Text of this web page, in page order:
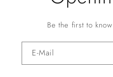
Be the first to
E-Mail